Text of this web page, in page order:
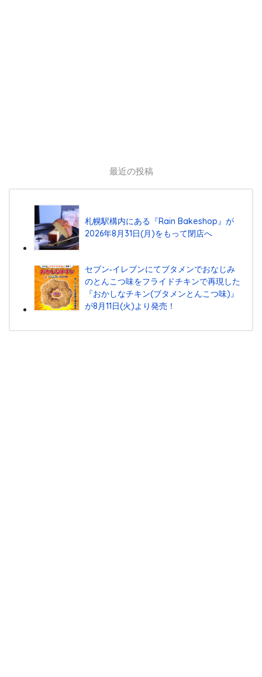
最近の投稿
札幌駅構内にある『Rain Bakeshop』が
2026年8月31日(月)をもって閉店へ
セブン‐イレブンにてブタメンでおなじみ
のとんこつ味をフライドチキンで再現した
『おかしなチキン(ブタメンとんこつ味)』
が8月11日(火)より発売！